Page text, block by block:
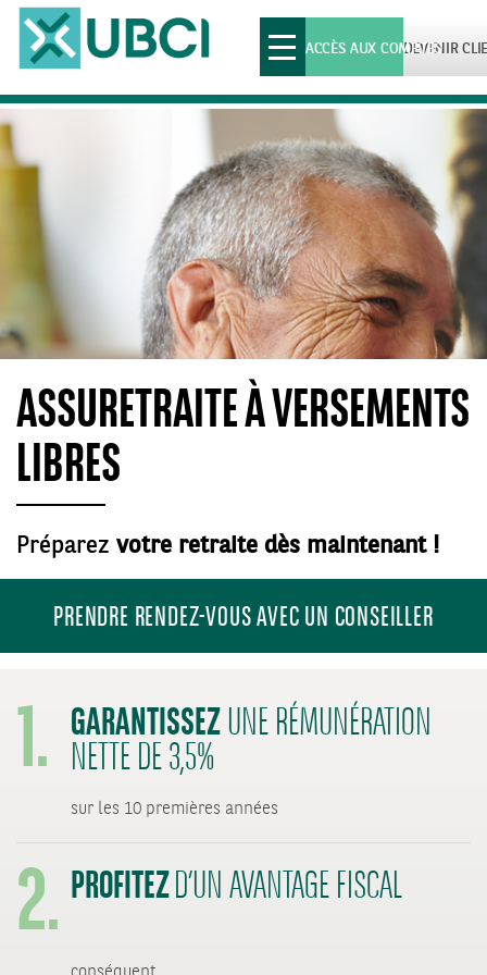
Toggle
navigationDEVENIR
ACCÈS AUX COMPTES
ASSURETRAITE À VERSEMENTS
LIBRES
Préparez votre retraite dès maintenant !
PRENDRE RENDEZ-VOUS AVEC UN CONSEILLER
1. GARANTISSEZUNE RÉMUNÉRATION
NETTE DE 3,5%
sur les 10 premières années
2.PROFITEZD’UN AVANTAGE FISCAL